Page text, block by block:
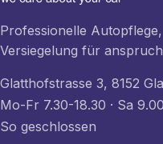
Professionelle
Versiegelung für
Glatthofstrasse 3, 8152
Mo-Fr 7.30-18.30 · Sa
So geschlossen